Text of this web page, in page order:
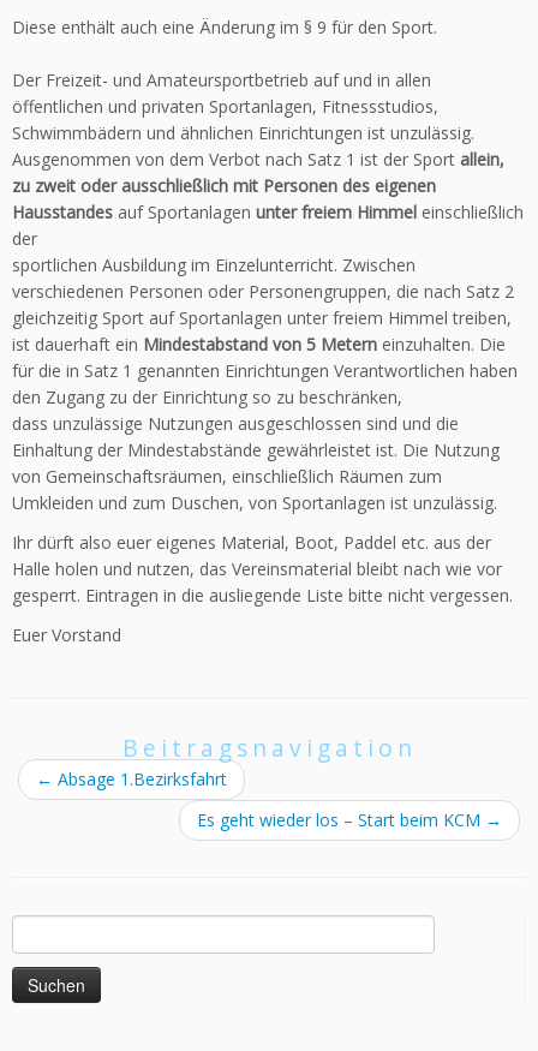
Diese enthält auch eine Änderung im § 9 für den Sport.
Der Freizeit- und Amateursportbetrieb auf und in allen
öffentlichen und privaten Sportanlagen, Fitnessstudios,
Schwimmbädern und ähnlichen Einrichtungen ist unzulässig.
Ausgenommen von dem Verbot nach Satz 1 ist der Sport allein,
zu zweit oder ausschließlich mit Personen des eigenen
Hausstandes auf Sportanlagen unter freiem Himmel einschließlich
der
sportlichen Ausbildung im Einzelunterricht. Zwischen
verschiedenen Personen oder Personengruppen, die nach Satz 2
gleichzeitig Sport auf Sportanlagen unter freiem Himmel treiben,
ist dauerhaft ein Mindestabstand von 5 Metern einzuhalten. Die
für die in Satz 1 genannten Einrichtungen Verantwortlichen haben
den Zugang zu der Einrichtung so zu beschränken,
dass unzulässige Nutzungen ausgeschlossen sind und die
Einhaltung der Mindestabstände gewährleistet ist. Die Nutzung
von Gemeinschaftsräumen, einschließlich Räumen zum
Umkleiden und zum Duschen, von Sportanlagen ist unzulässig.
Ihr dürft also euer eigenes Material, Boot, Paddel etc. aus der
Halle holen und nutzen, das Vereinsmaterial bleibt nach wie vor
gesperrt. Eintragen in die ausliegende Liste bitte nicht vergessen.
Euer Vorstand
Beitragsnavigation
← Absage 1.Bezirksfahrt
Es geht wieder los – Start beim KCM →
Suchen
nach: